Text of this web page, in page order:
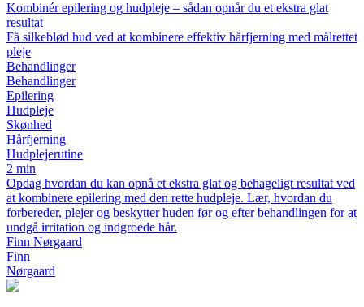
Kombinér epilering og hudpleje – sådan opnår du et ekstra glat
resultat
Få silkeblød hud ved at kombinere effektiv hårfjerning med målrettet
pleje
Behandlinger
Behandlinger
Epilering
Hudpleje
Skønhed
Hårfjerning
Hudplejerutine
2 min
Opdag hvordan du kan opnå et ekstra glat og behageligt resultat ved
at kombinere epilering med den rette hudpleje. Lær, hvordan du
forbereder, plejer og beskytter huden før og efter behandlingen for at
undgå irritation og indgroede hår.
Finn Nørgaard
Finn
Nørgaard